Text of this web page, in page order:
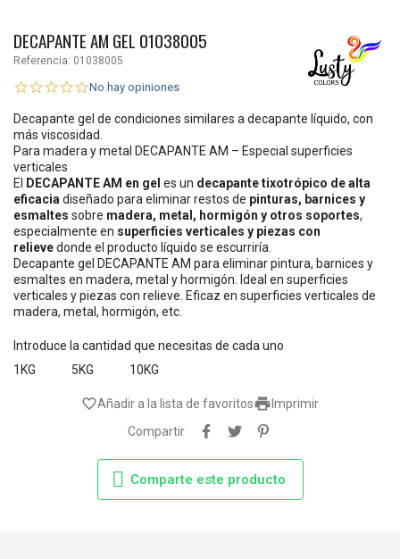
DECAPANTE AM GEL 01038005
Referencia: 01038005
No hay opiniones
Decapante gel de condiciones similares a decapante líquido, con
más viscosidad.
Para madera y metal DECAPANTE AM – Especial superficies
verticales
El
DECAPANTE AM en gel es un decapante tixotrópico de alta
eficacia diseñado para eliminar restos de pinturas, barnices y
esmaltes sobre madera, metal, hormigón y otros soportes,
especialmente en superficies verticales y piezas con
relievedonde el producto líquido se escurriría.
Decapante gel DECAPANTE AM para eliminar pintura, barnices y
esmaltes en madera, metal y hormigón. Ideal en superficies
verticales y piezas con relieve. Eficaz en superficies verticales de
madera, metal, hormigón, etc.
Introduce la cantidad que necesitas de cada uno
1KG
5KG 10KG
 Imprimir
favorite_borderAñadir a la lista de favoritos
Compartir
Comparte este producto